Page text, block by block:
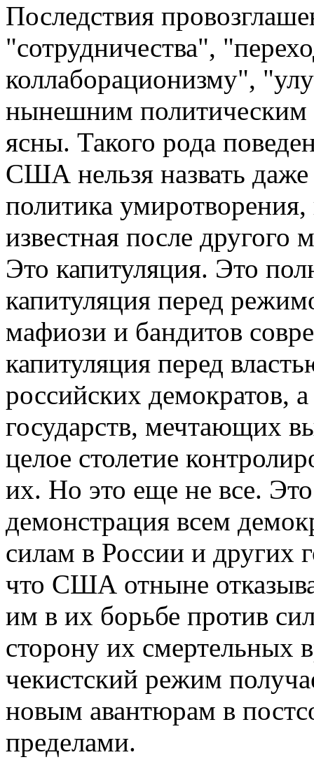
Последствия
"сотрудничества",
коллаборационизму",
нынешним политическим
ясны. Такого рода
США нельзя назвать
политика
известная после
Это капитуляция. Это
капитуляция перед
мафиози и бандитов
капитуляция перед
российских демократов,
государств, мечтающих
целое столетие
их. Но это еще не все.
демонстрация всем
силам в России и других
что США отныне
им в их борьбе против
сторону их смертельных
чекистский режим
новым авантюрам в
пределами.